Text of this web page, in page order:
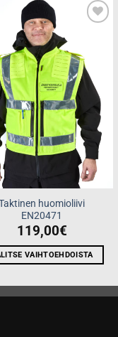
huomioliivi
EN20471
119,00€
VAIHTOEHDOISTA
tuotteella